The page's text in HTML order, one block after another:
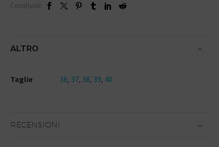
Condividi:
ALTRO
Taglie 36, 37, 38, 39, 40
RECENSIONI